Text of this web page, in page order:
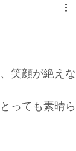
笑顔が絶えな
っても素晴ら